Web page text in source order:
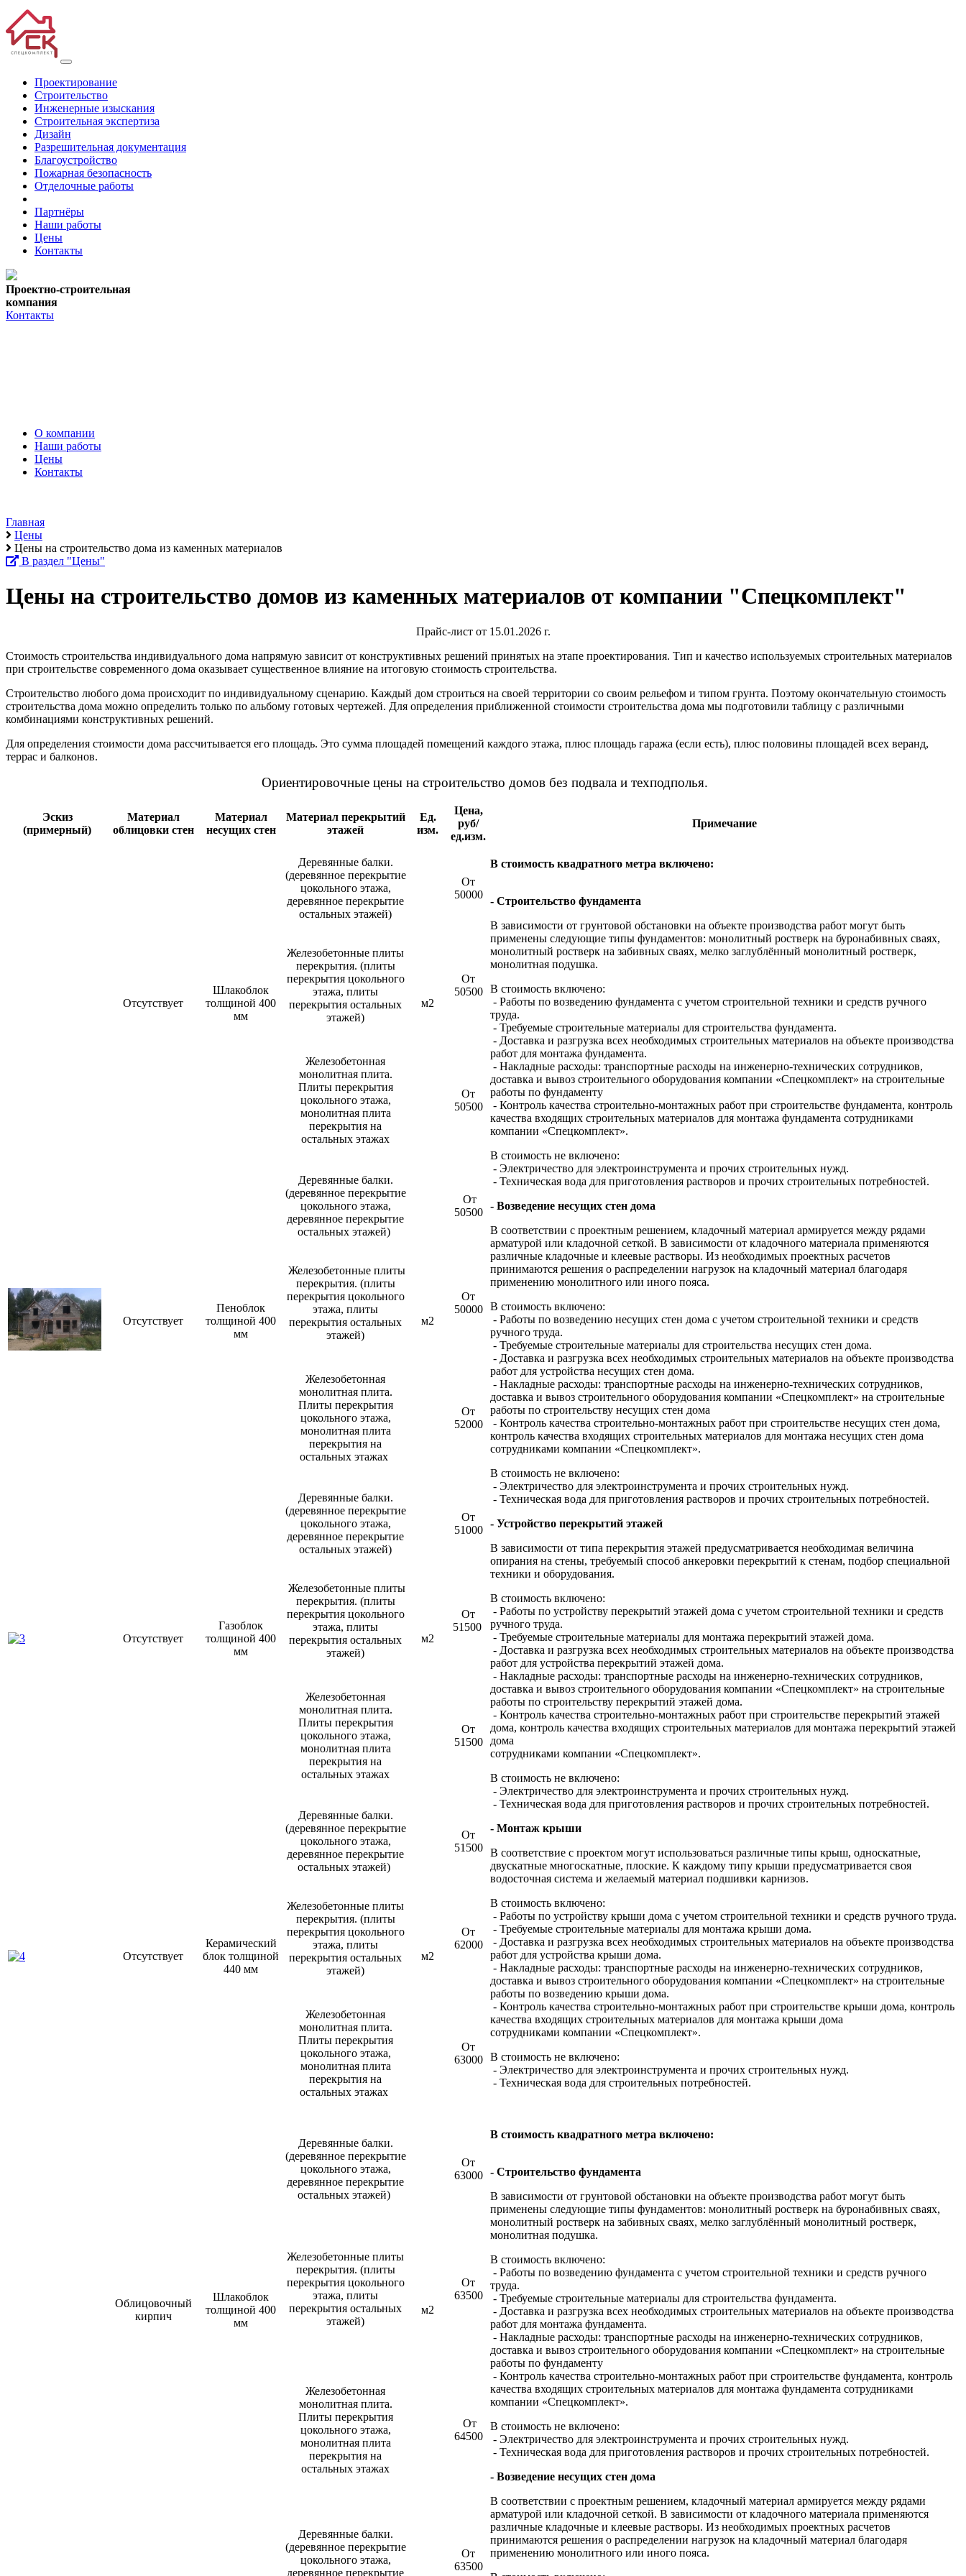
Проектирование
Строительство
Инженерные изыскания
Строительная экспертиза
Дизайн
Разрешительная документация
Благоустройство
Пожарная безопасность
Отделочные работы
Партнёры
Наши работы
Цены
Контакты
Проектно-строительная
компания
Контакты
О компании
Наши работы
Цены
Контакты
Главная
Цены
Цены на строительство дома из каменных материалов
В раздел "Цены"
Цены на строительство домов из каменных материалов от компании "Спецкомплект"
Прайс-лист от 15.01.2026 г.
Стоимость строительства индивидуального дома напрямую зависит от конструктивных решений принятых на этапе проектирования. Тип и качество используемых строительных материалов
при строительстве современного дома оказывает существенное влияние на итоговую стоимость строительства.
Строительство любого дома происходит по индивидуальному сценарию. Каждый дом строиться на своей территории со своим рельефом и типом грунта. Поэтому окончательную стоимость
строительства дома можно определить только по альбому готовых чертежей. Для определения приближенной стоимости строительства дома мы подготовили таблицу с различными
комбинациями конструктивных решений.
Для определения стоимости дома рассчитывается его площадь. Это сумма площадей помещений каждого этажа, плюс площадь гаража (если есть), плюс половины площадей всех веранд,
террас и балконов.
Ориентировочные цены на строительство домов без подвала и техподполья.
Эскиз
(примерный)
Материал
облицовки стен
Материал
несущих стен
Материал перекрытий
этажей
Ед.
изм.
Цена,
руб/
ед.изм.
Примечание
Отсутствует
Шлакоблок
толщиной 400
мм
Деревянные балки.
(деревянное перекрытие
цокольного этажа,
деревянное перекрытие
остальных этажей)
м2
От
50000
В стоимость квадратного метра включено:
- Строительство фундамента
В зависимости от грунтовой обстановки на объекте производства работ могут быть
применены следующие типы фундаментов: монолитный ростверк на буронабивных сваях,
монолитный ростверк на забивных сваях, мелко заглублённый монолитный ростверк,
монолитная подушка.
В стоимость включено:
- Работы по возведению фундамента с учетом строительной техники и средств ручного
труда.
- Требуемые строительные материалы для строительства фундамента.
- Доставка и разгрузка всех необходимых строительных материалов на объекте производства
работ для монтажа фундамента.
- Накладные расходы: транспортные расходы на инженерно-технических сотрудников,
доставка и вывоз строительного оборудования компании «Спецкомплект» на строительные
работы по фундаменту
- Контроль качества строительно-монтажных работ при строительстве фундамента, контроль
качества входящих строительных материалов для монтажа фундамента сотрудниками
компании «Спецкомплект».
В стоимость не включено:
- Электричество для электроинструмента и прочих строительных нужд.
- Техническая вода для приготовления растворов и прочих строительных потребностей.
- Возведение несущих стен дома
В соответствии с проектным решением, кладочный материал армируется между рядами
арматурой или кладочной сеткой. В зависимости от кладочного материала применяются
различные кладочные и клеевые растворы. Из необходимых проектных расчетов
принимаются решения о распределении нагрузок на кладочный материал благодаря
применению монолитного или иного пояса.
В стоимость включено:
- Работы по возведению несущих стен дома с учетом строительной техники и средств
ручного труда.
- Требуемые строительные материалы для строительства несущих стен дома.
- Доставка и разгрузка всех необходимых строительных материалов на объекте производства
работ для устройства несущих стен дома.
- Накладные расходы: транспортные расходы на инженерно-технических сотрудников,
доставка и вывоз строительного оборудования компании «Спецкомплект» на строительные
работы по строительству несущих стен дома
- Контроль качества строительно-монтажных работ при строительстве несущих стен дома,
контроль качества входящих строительных материалов для монтажа несущих стен дома
сотрудниками компании «Спецкомплект».
В стоимость не включено:
- Электричество для электроинструмента и прочих строительных нужд.
- Техническая вода для приготовления растворов и прочих строительных потребностей.
- Устройство перекрытий этажей
В зависимости от типа перекрытия этажей предусматривается необходимая величина
опирания на стены, требуемый способ анкеровки перекрытий к стенам, подбор специальной
техники и оборудования.
В стоимость включено:
- Работы по устройству перекрытий этажей дома с учетом строительной техники и средств
ручного труда.
- Требуемые строительные материалы для монтажа перекрытий этажей дома.
- Доставка и разгрузка всех необходимых строительных материалов на объекте производства
работ для устройства перекрытий этажей дома.
- Накладные расходы: транспортные расходы на инженерно-технических сотрудников,
доставка и вывоз строительного оборудования компании «Спецкомплект» на строительные
работы по строительству перекрытий этажей дома.
- Контроль качества строительно-монтажных работ при строительстве перекрытий этажей
дома, контроль качества входящих строительных материалов для монтажа перекрытий этажей
дома
сотрудниками компании «Спецкомплект».
В стоимость не включено:
- Электричество для электроинструмента и прочих строительных нужд.
- Техническая вода для приготовления растворов и прочих строительных потребностей.
- Монтаж крыши
В соответствие с проектом могут использоваться различные типы крыш, односкатные,
двускатные многоскатные, плоские. К каждому типу крыши предусматривается своя
водосточная система и желаемый материал подшивки карнизов.
В стоимость включено:
- Работы по устройству крыши дома с учетом строительной техники и средств ручного труда.
- Требуемые строительные материалы для монтажа крыши дома.
- Доставка и разгрузка всех необходимых строительных материалов на объекте производства
работ для устройства крыши дома.
- Накладные расходы: транспортные расходы на инженерно-технических сотрудников,
доставка и вывоз строительного оборудования компании «Спецкомплект» на строительные
работы по возведению крыши дома.
- Контроль качества строительно-монтажных работ при строительстве крыши дома, контроль
качества входящих строительных материалов для монтажа крыши дома
сотрудниками компании «Спецкомплект».
В стоимость не включено:
- Электричество для электроинструмента и прочих строительных нужд.
- Техническая вода для строительных потребностей.
Железобетонные плиты
перекрытия. (плиты
перекрытия цокольного
этажа, плиты
перекрытия остальных
этажей)
От
50500
Железобетонная
монолитная плита.
Плиты перекрытия
цокольного этажа,
монолитная плита
перекрытия на
остальных этажах
От
50500
Отсутствует
Пеноблок
толщиной 400
мм
Деревянные балки.
(деревянное перекрытие
цокольного этажа,
деревянное перекрытие
остальных этажей)
м2
От
50500
Железобетонные плиты
перекрытия. (плиты
перекрытия цокольного
этажа, плиты
перекрытия остальных
этажей)
От
50000
Железобетонная
монолитная плита.
Плиты перекрытия
цокольного этажа,
монолитная плита
перекрытия на
остальных этажах
От
52000
Отсутствует
Газоблок
толщиной 400
мм
Деревянные балки.
(деревянное перекрытие
цокольного этажа,
деревянное перекрытие
остальных этажей)
м2
От
51000
Железобетонные плиты
перекрытия. (плиты
перекрытия цокольного
этажа, плиты
перекрытия остальных
этажей)
От
51500
Железобетонная
монолитная плита.
Плиты перекрытия
цокольного этажа,
монолитная плита
перекрытия на
остальных этажах
От
51500
Отсутствует
Керамический
блок толщиной
440 мм
Деревянные балки.
(деревянное перекрытие
цокольного этажа,
деревянное перекрытие
остальных этажей)
м2
От
51500
Железобетонные плиты
перекрытия. (плиты
перекрытия цокольного
этажа, плиты
перекрытия остальных
этажей)
От
62000
Железобетонная
монолитная плита.
Плиты перекрытия
цокольного этажа,
монолитная плита
перекрытия на
остальных этажах
От
63000
Облицовочный
кирпич
Шлакоблок
толщиной 400
мм
Деревянные балки.
(деревянное перекрытие
цокольного этажа,
деревянное перекрытие
остальных этажей)
м2
От
63000
В стоимость квадратного метра включено:
- Строительство фундамента
В зависимости от грунтовой обстановки на объекте производства работ могут быть
применены следующие типы фундаментов: монолитный ростверк на буронабивных сваях,
монолитный ростверк на забивных сваях, мелко заглублённый монолитный ростверк,
монолитная подушка.
В стоимость включено:
- Работы по возведению фундамента с учетом строительной техники и средств ручного
труда.
- Требуемые строительные материалы для строительства фундамента.
- Доставка и разгрузка всех необходимых строительных материалов на объекте производства
работ для монтажа фундамента.
- Накладные расходы: транспортные расходы на инженерно-технических сотрудников,
доставка и вывоз строительного оборудования компании «Спецкомплект» на строительные
работы по фундаменту
- Контроль качества строительно-монтажных работ при строительстве фундамента, контроль
качества входящих строительных материалов для монтажа фундамента сотрудниками
компании «Спецкомплект».
В стоимость не включено:
- Электричество для электроинструмента и прочих строительных нужд.
- Техническая вода для приготовления растворов и прочих строительных потребностей.
- Возведение несущих стен дома
В соответствии с проектным решением, кладочный материал армируется между рядами
арматурой или кладочной сеткой. В зависимости от кладочного материала применяются
различные кладочные и клеевые растворы. Из необходимых проектных расчетов
принимаются решения о распределении нагрузок на кладочный материал благодаря
применению монолитного или иного пояса.
Железобетонные плиты
перекрытия. (плиты
перекрытия цокольного
этажа, плиты
перекрытия остальных
этажей)
От
63500
Железобетонная
монолитная плита.
Плиты перекрытия
цокольного этажа,
монолитная плита
перекрытия на
остальных этажах
От
64500
Деревянные балки.
(деревянное перекрытие
цокольного этажа,
деревянное перекрытие
От
63500